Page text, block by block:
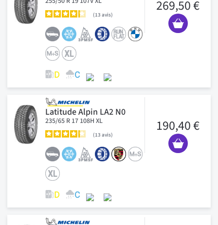
13 avis
269,50 €
Latitude Alpin LA2 N0
235/65 R 17 108H XL
13 avis
190,40 €